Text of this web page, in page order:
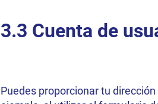
3.3 Cuenta de
Puedes proporcionar tu